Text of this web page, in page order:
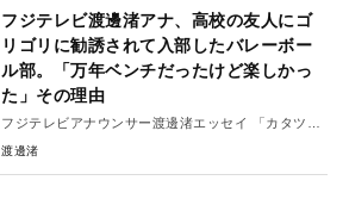
フジテレビ渡邊渚アナ、高校の友人にゴ
リゴリに勧誘されて入部したバレーボー
ル部。「万年ベンチだったけど楽しかっ
た」その理由
フジテレビアナウンサー渡邊渚エッセイ 「カタツム
リになりたくない」 vol.5
渡邊渚